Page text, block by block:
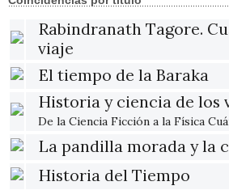
Rabindranath Tagore.
viaje
El tiempo de la Baraka
Historia y ciencia de los
De la Ciencia Ficción a la Física
La pandilla morada y la
Historia del Tiempo